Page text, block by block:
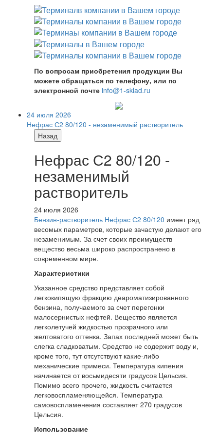
По вопросам приобретения продукции Вы
можете обращаться по телефону, или по
электронной почте info@1-sklad.ru
24 июля 2026
Нефрас С2 80/120 - незаменимый растворитель
Назад
Нефрас С2 80/120 -
незаменимый
растворитель
24 июля 2026
Бензин-растворитель Нефрас С2 80/120 имеет ряд
весомых параметров, которые зачастую делают его
незаменимым. За счет своих преимуществ
вещество весьма широко распространено в
современном мире.
Характеристики
Указанное средство представляет собой
легкокипящую фракцию деароматизированного
бензина, получаемого за счет перегонки
малосернистых нефтей. Вещество является
легколетучей жидкостью прозрачного или
желтоватого оттенка. Запах последней может быть
слегка сладковатым. Средство не содержит воду и,
кроме того, тут отсутствуют какие-либо
механические примеси. Температура кипения
начинается от восьмидесяти градусов Цельсия.
Помимо всего прочего, жидкость считается
легковоспламеняющейся. Температура
самовоспламенения составляет 270 градусов
Цельсия.
Использование